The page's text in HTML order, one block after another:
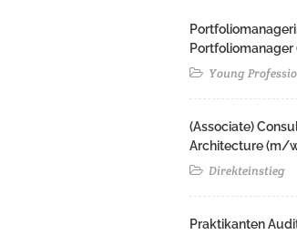
Young
(Associate)
Architecture (m/
Direkteinstieg
Praktikanten